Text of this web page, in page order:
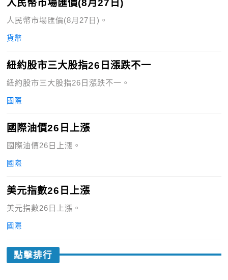
人民幣市場匯價(8月27日)
人民幣市場匯價(8月27日)。
貨幣
紐約股市三大股指26日漲跌不一
紐約股市三大股指26日漲跌不一。
國際
國際油價26日上漲
國際油價26日上漲。
國際
美元指數26日上漲
美元指數26日上漲。
國際
點擊排行